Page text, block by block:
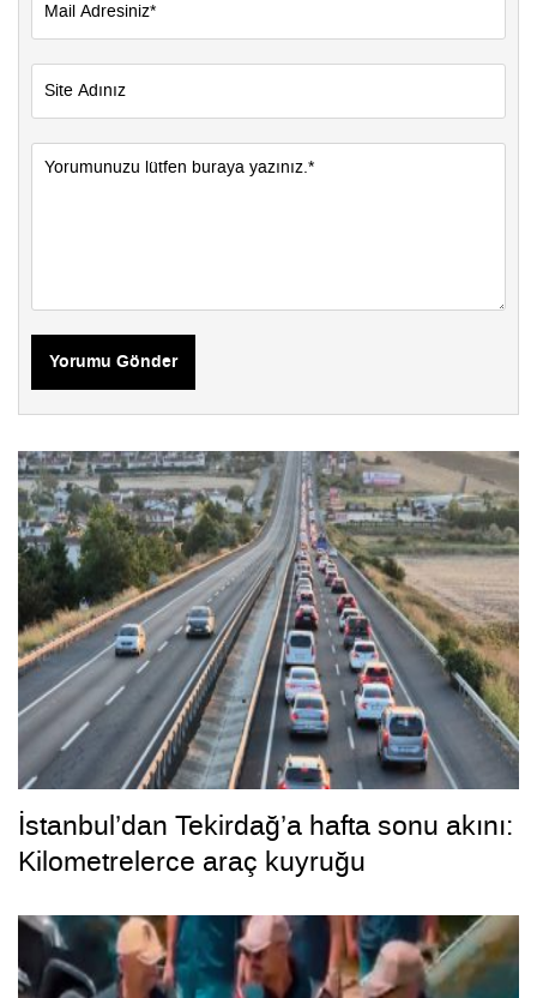
Yorumu Gönder
İstanbul’dan Tekirdağ’a hafta sonu akını:
Kilometrelerce araç kuyruğu